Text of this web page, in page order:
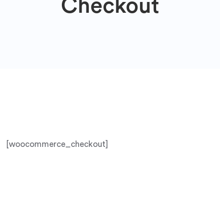
Checkout
[woocommerce_checkout]